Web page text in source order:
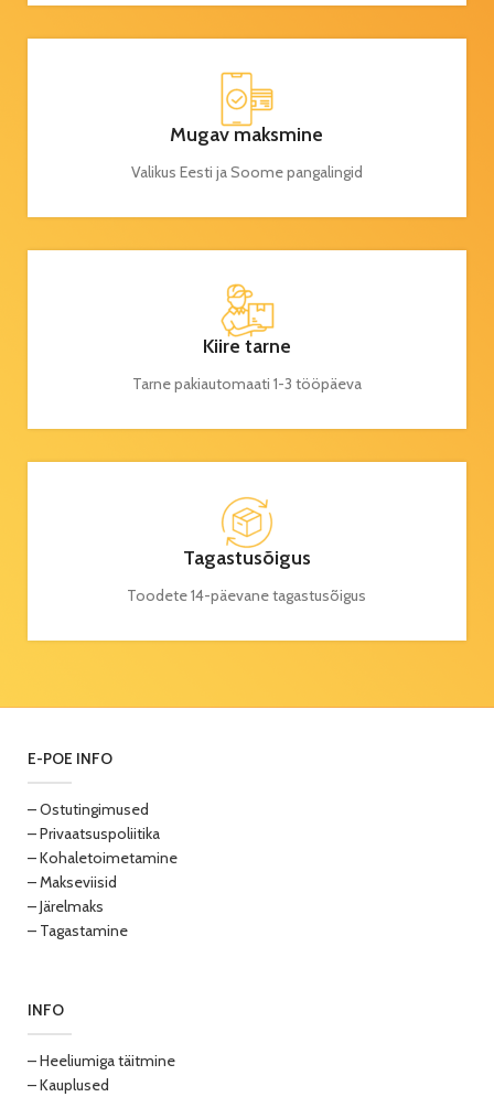
Mugav maksmine
Valikus Eesti ja Soome pangalingid
Kiire tarne
Tarne pakiautomaati 1-3 tööpäeva
Tagastusõigus
Toodete 14-päevane tagastusõigus
E-POE INFO
– Ostutingimused
– Privaatsuspoliitika
– Kohaletoimetamine
– Makseviisid
– Järelmaks
– Tagastamine
INFO
– Heeliumiga täitmine
– Kauplused